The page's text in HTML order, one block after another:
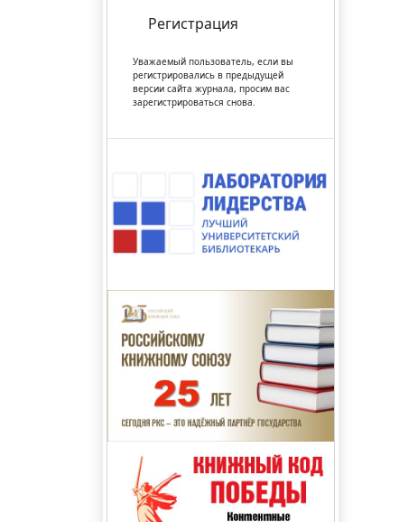
Регистрация
Уважаемый пользователь, если вы
регистрировались в предыдущей
версии сайта журнала, просим вас
зарегистрироваться снова.